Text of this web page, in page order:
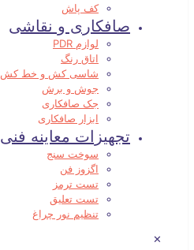
کف پاش
صافکاری و نقاشی
لوازم PDR
اتاق رنگ
شاسی کش و خط کش
جوش و برش
جک صافکاری
ابزار صافکاری
تجهیزات معاینه فنی
سوخت سنج
اگزوز فن
تست ترمز
تست تعلیق
تنظیم نور چراغ
✕